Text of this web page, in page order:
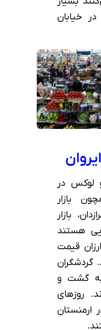
در خیابان
لوکس در
بازار
بازار
هستند
قیمت
گردشگران
گشت و
روزهای
ارمنستان